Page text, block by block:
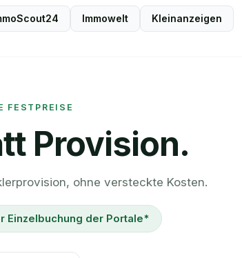
Immowelt Kleinanzeigen
FESTPREISE
Provision.
ohne versteckte Kosten.
Einzelbuchung der Portale*